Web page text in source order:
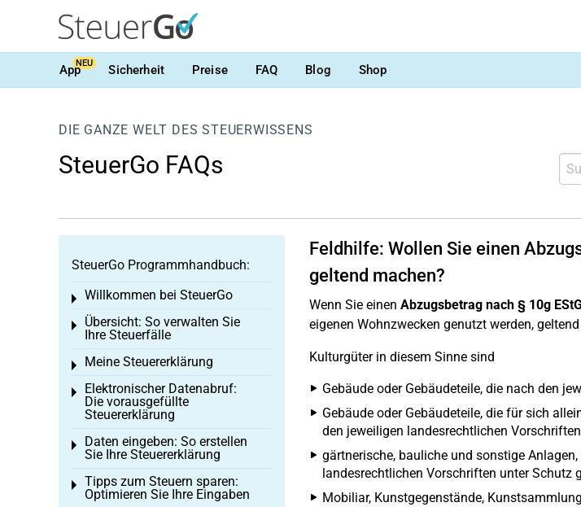
AppNEU Sicherheit Preise FAQ Blog Shop
DIE GANZE WELT DES STEUERWISSENS
SteuerGo FAQs
Feldhilfe: Wollen Sie einen
geltend machen?
Wenn Sie einen Abzugsbetrag nach § 10g
eigenen Wohnzwecken genutzt werden,
Kulturgüter in diesem Sinne sind
Gebäude oder Gebäudeteile, die nach den
Gebäude oder Gebäudeteile, die für sich
den jeweiligen landesrechtlichen
gärtnerische, bauliche und sonstige
landesrechtlichen Vorschriften unter Schutz
Mobiliar, Kunstgegenstände,
SteuerGo Programmhandbuch:
Willkommen bei SteuerGo
Toggle menu
Übersicht: So verwalten Sie
Ihre Steuerfälle
Toggle menu
Meine Steuererklärung
Toggle menu
Elektronischer Datenabruf:
Die vorausgefüllte
Steuererklärung
Toggle menu
Daten eingeben: So erstellen
Sie Ihre Steuererklärung
Toggle menu
Tipps zum Steuern sparen:
Optimieren Sie Ihre Eingaben
Toggle menu